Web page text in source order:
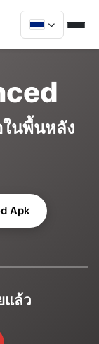
นพื้นหลัง
Apk
แล้ว